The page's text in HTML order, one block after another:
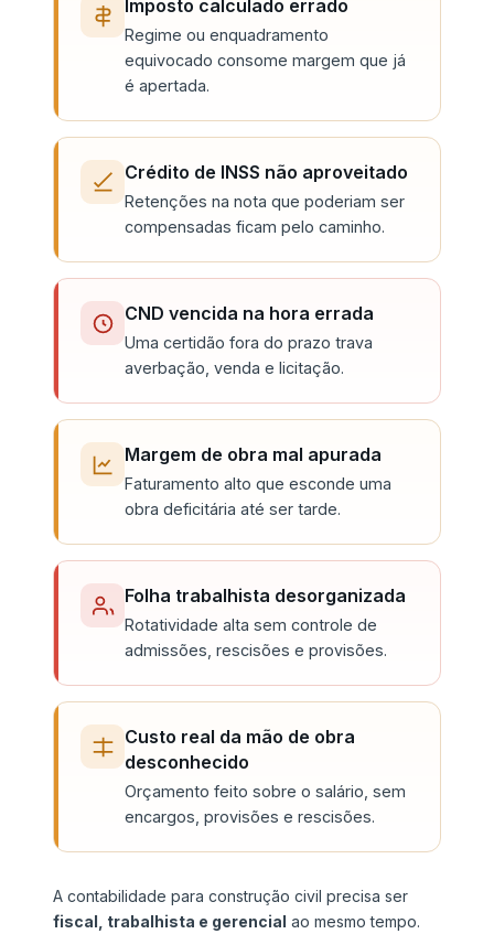
Imposto calculado errado
Regime ou enquadramento
equivocado consome margem que já
é apertada.
Crédito de INSS não aproveitado
Retenções na nota que poderiam ser
compensadas ficam pelo caminho.
CND vencida na hora errada
Uma certidão fora do prazo trava
averbação, venda e licitação.
Margem de obra mal apurada
Faturamento alto que esconde uma
obra deficitária até ser tarde.
Folha trabalhista desorganizada
Rotatividade alta sem controle de
admissões, rescisões e provisões.
Custo real da mão de obra
desconhecido
Orçamento feito sobre o salário, sem
encargos, provisões e rescisões.
A contabilidade para construção civil precisa ser
fiscal, trabalhista e gerencial ao mesmo tempo.